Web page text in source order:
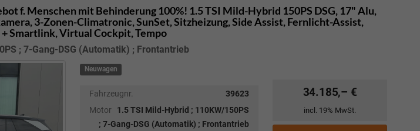
f. Menschen mit Behinderung 100%! 1.5 TSI Mild-Hybrid 150PS DSG, 17" Alu,
3-Zonen-Climatronic, SunSet, Sitzheizung, Side Assist, Fernlicht-Assist,
Smartlink, Virtual Cockpit, Tempo
; 7-Gang-DSG (Automatik) ; Frontantrieb
Neuwagen
Fahrzeugnr.
39623
Motor
1.5 TSI Mild-Hybrid ; 110KW/150PS
; 7-Gang-DSG (Automatik) ; Frontantrieb
34.185,– €
incl. 19% MwSt.